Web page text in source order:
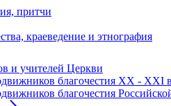
притчи
краеведение и этнография
и учителей Церкви
благочестия ХХ - ХХI
благочестия